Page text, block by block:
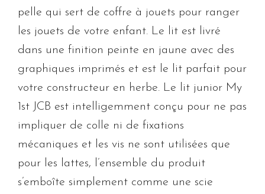
pelle qui sert de coffre à jouets pour ranger
les jouets de votre enfant. Le lit est livré
dans une finition peinte en jaune avec des
graphiques imprimés et est le lit parfait pour
votre constructeur en herbe. Le lit junior My
1st JCB est intelligemment conçu pour ne pas
impliquer de colle ni de fixations
mécaniques et les vis ne sont utilisées que
pour les lattes, l’ensemble du produit
s’emboîte simplement comme une scie